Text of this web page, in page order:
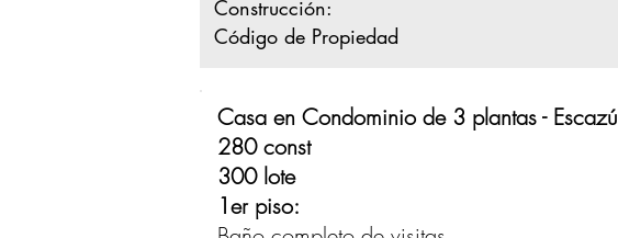
Casa en Condominio de 3 plantas - Escazú
280 const
300 lote
1er piso:
Construcción:
Código de Propiedad